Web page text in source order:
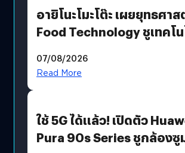
อายิโนะโมะโต๊ะ เผยยุทธศา
Food Technology ชูเทคโ
บริโภคและ B2B
07/08/2026
Read More
ใช้ 5G ได้แล้ว! เปิดตัว
Pura 90s Series ชูกล้องซู